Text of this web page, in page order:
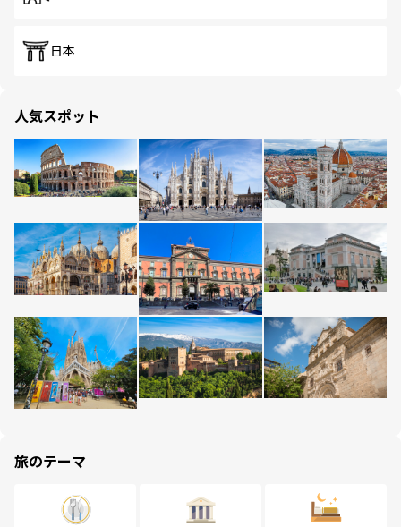
日本
人気スポット
旅のテーマ